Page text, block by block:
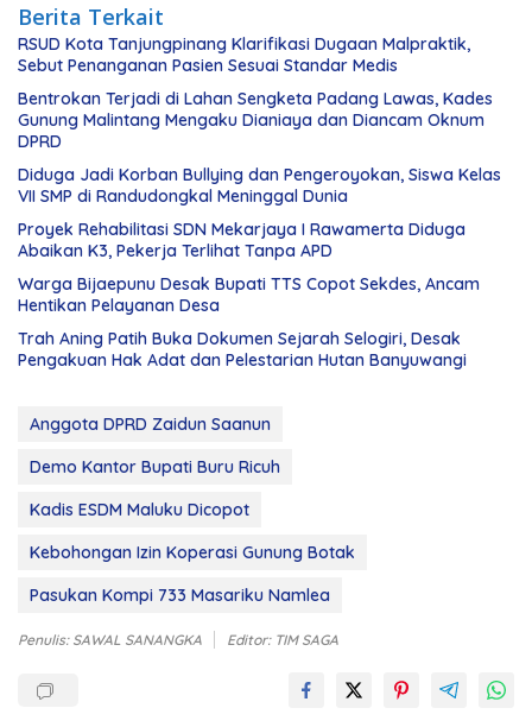
Berita Terkait
RSUD Kota Tanjungpinang Klarifikasi Dugaan Malpraktik,
Sebut Penanganan Pasien Sesuai Standar Medis
Bentrokan Terjadi di Lahan Sengketa Padang Lawas, Kades
Gunung Malintang Mengaku Dianiaya dan Diancam Oknum
DPRD
Diduga Jadi Korban Bullying dan Pengeroyokan, Siswa Kelas
VII SMP di Randudongkal Meninggal Dunia
Proyek Rehabilitasi SDN Mekarjaya I Rawamerta Diduga
Abaikan K3, Pekerja Terlihat Tanpa APD
Warga Bijaepunu Desak Bupati TTS Copot Sekdes, Ancam
Hentikan Pelayanan Desa
Trah Aning Patih Buka Dokumen Sejarah Selogiri, Desak
Pengakuan Hak Adat dan Pelestarian Hutan Banyuwangi
Anggota DPRD Zaidun Saanun
Demo Kantor Bupati Buru Ricuh
Kadis ESDM Maluku Dicopot
Kebohongan Izin Koperasi Gunung Botak
Pasukan Kompi 733 Masariku Namlea
Penulis: SAWAL SANANGKA Editor: TIM SAGA